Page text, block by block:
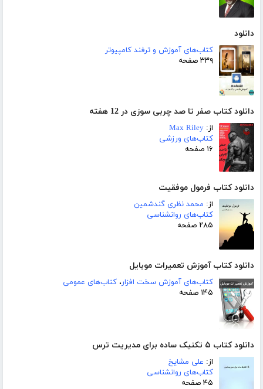
دانلود
کتاب‌های آموزش و ترفند کامپیوتر
۳۳۹ صفحه
دانلود کتاب صفر تا صد چربی سوزی در 12 هفته
از: Max Riley
کتاب‌های ورزشی
۱۶ صفحه
دانلود کتاب فرمول موفقیت
از: محمد نظری گندشمین
کتاب‌های روانشناسی
۲۸۵ صفحه
دانلود کتاب آموزش تعمیرات موبایل‎
کتاب‌های آموزش سخت افزار، کتاب‌های عمومی
۱۴۵ صفحه
دانلود کتاب ۵ تکنیک ساده برای مدیریت ترس
از: علی مشایخ
کتاب‌های روانشناسی
۴۵ صفحه